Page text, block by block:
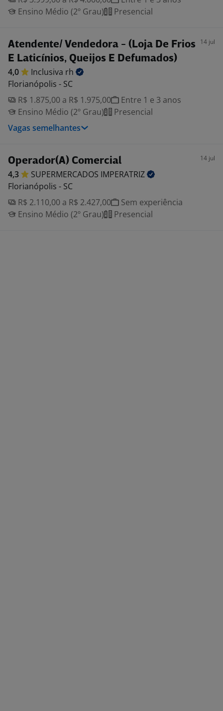
Ensino Médio (2º Grau)
Presencial
Atendente/ Vendedora - (Loja De Frios
E Laticínios, Queijos E Defumados)
14 jul
4,0 Inclusiva rh
Florianópolis - SC
R$ 1.875,00 a R$ 1.975,00
Entre 1 e 3 anos
Ensino Médio (2º Grau)
Presencial
Vagas semelhantes
Operador(A) Comercial 14 jul
4,3 SUPERMERCADOS IMPERATRIZ
Florianópolis - SC
R$ 2.110,00 a R$ 2.427,00
Sem experiência
Ensino Médio (2º Grau)
Presencial